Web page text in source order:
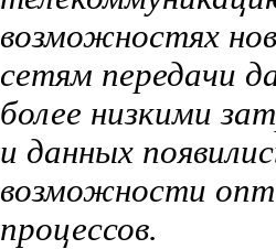
возможностях
сетям передачи
более низкими
и данных
возможности
процессов.